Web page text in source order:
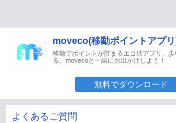
moveco(移動ポイントアプ
移動でポイントが貯まるエコ活アプリ。歩
る。movecoと一緒にお出かけしよう！
無料でダウンロード
よくあるご質問